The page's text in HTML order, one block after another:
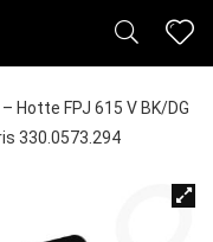
Hotte FPJ 615 V BK/DG
330.0573.294